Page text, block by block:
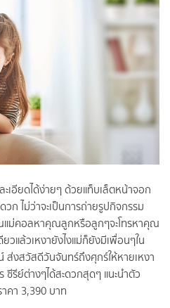
เอียดได้ง่ายๆ ด้วยแท็บเล็ตหน้าจอก
ก ไม่ว่าจะเป็นการถ่ายรูปกิจกรรม
แม่คอลหาคุณลูกหรือลูกๆจะโทรหาคุณ
วแล้วเหงายังไงแม่ก็ยังมีเพื่อนๆใน
ส่งสวัสดีวันจันทร์ถึงศุกร์ให้หายเหงา
รีย์ต่างๆได้สะดวกสุดๆ แนะนำตัว
คา 3,390 บาท